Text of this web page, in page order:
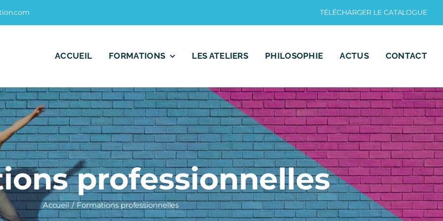
TÉLÉCHARGER LE CATALOGUE
ACCUEIL FORMATIONS LES ATELIERS PHILOSOPHIE ACTUS CONTACT
professionnelles
Accueil Formations professionnelles